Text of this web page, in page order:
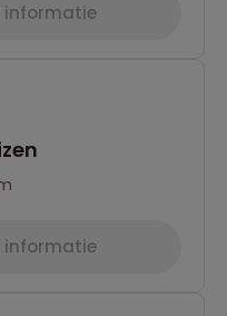
informatie
informatie